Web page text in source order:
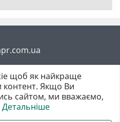
порадниця
щоб як найкраще
контент. Якщо Ви
сайтом, ми вважаємо,
Детальніше